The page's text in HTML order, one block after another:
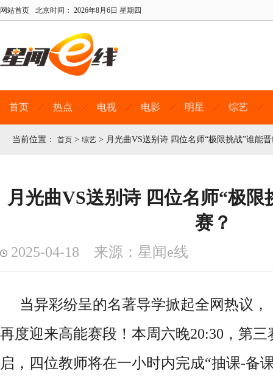
网站首页 北京时间： 2026年8月6日 星期四
首页 热点 电视 电影 明星 综艺
当前位置： 首页 > 综艺 > 月光曲VS送别诗 四位名师“极限挑战”谁能
月光曲VS送别诗 四位名师“极限
赛？
2025-04-18 来源：星闻e线
当异彩纷呈的名著导学掀起全网热议
再度迎来高能赛段！本周六晚20:30 ，第
启，四位教师将在一小时内完成“抽课-备